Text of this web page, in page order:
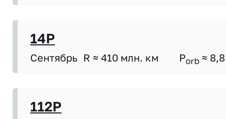
14P
Сентябрь R ≈ 410 млн. км Porb ≈ 8,8
112P